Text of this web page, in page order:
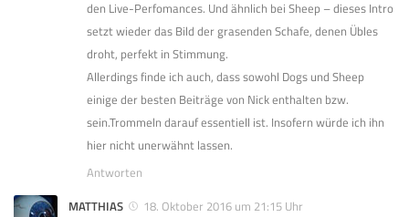
den Live-Perfomances. Und ähnlich bei Sheep – dieses Intro
setzt wieder das Bild der grasenden Schafe, denen Übles
droht, perfekt in Stimmung.
Allerdings finde ich auch, dass sowohl Dogs und Sheep
einige der besten Beiträge von Nick enthalten bzw.
sein.Trommeln darauf essentiell ist. Insofern würde ich ihn
hier nicht unerwähnt lassen.
Antworten
MATTHIAS
18. Oktober 2016 um 21:15 Uhr